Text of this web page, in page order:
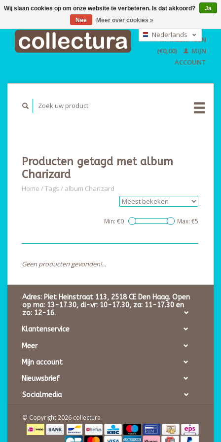
EUR
GBP
USD
Nederlands
English
WINKELWAGEN
(€0,00)
MIJN
ACCOUNT
Producten getagd met album
Charizard
Home /Tags / album Charizard
Min: €0 Max: €5
Geen producten gevonden!...
Adres: Piet Heinstraat 113, 2518 CE Den Haag. Open
op ma: 13-17.30, di-vr: 10-17.30, za: 11-17.30 en
zo: 12-16.
Klantenservice
Meer
Mijn account
Nieuwsbrief
Socialmedia
© Copyright 2026 collectura
Wij slaan cookies op om onze website te verbeteren. Is dat akkoord?
Ja
Nee
Meer over cookies »